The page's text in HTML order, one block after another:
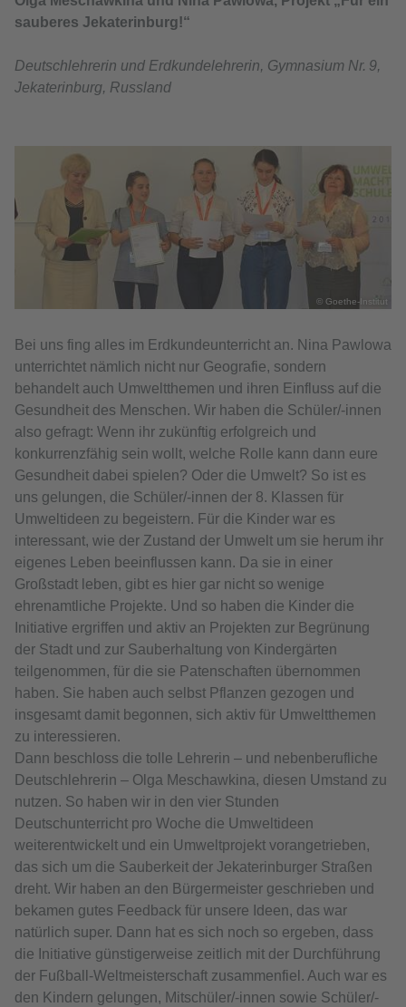
sauberes Jekaterinburg!“
Deutschlehrerin und Erdkundelehrerin, Gymnasium Nr. 9,
Jekaterinburg, Russland
© Goethe-Institut
Bei uns fing alles im Erdkundeunterricht an. Nina Pawlowa
unterrichtet nämlich nicht nur Geografie, sondern
behandelt auch Umweltthemen und ihren Einfluss auf die
Gesundheit des Menschen. Wir haben die Schüler/-innen
also gefragt: Wenn ihr zukünftig erfolgreich und
konkurrenzfähig sein wollt, welche Rolle kann dann eure
Gesundheit dabei spielen? Oder die Umwelt? So ist es
uns gelungen, die Schüler/-innen der 8. Klassen für
Umweltideen zu begeistern. Für die Kinder war es
interessant, wie der Zustand der Umwelt um sie herum ihr
eigenes Leben beeinflussen kann. Da sie in einer
Großstadt leben, gibt es hier gar nicht so wenige
ehrenamtliche Projekte. Und so haben die Kinder die
Initiative ergriffen und aktiv an Projekten zur Begrünung
der Stadt und zur Sauberhaltung von Kindergärten
teilgenommen, für die sie Patenschaften übernommen
haben. Sie haben auch selbst Pflanzen gezogen und
insgesamt damit begonnen, sich aktiv für Umweltthemen
zu interessieren.
Dann beschloss die tolle Lehrerin – und nebenberufliche
Deutschlehrerin – Olga Meschawkina, diesen Umstand zu
nutzen. So haben wir in den vier Stunden
Deutschunterricht pro Woche die Umweltideen
weiterentwickelt und ein Umweltprojekt vorangetrieben,
das sich um die Sauberkeit der Jekaterinburger Straßen
dreht. Wir haben an den Bürgermeister geschrieben und
bekamen gutes Feedback für unsere Ideen, das war
natürlich super. Dann hat es sich noch so ergeben, dass
die Initiative günstigerweise zeitlich mit der Durchführung
der Fußball-Weltmeisterschaft zusammenfiel. Auch war es
den Kindern gelungen, Mitschüler/-innen sowie Schüler/-